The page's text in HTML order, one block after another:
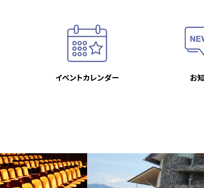
イベントカレンダー お